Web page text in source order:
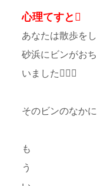
心理てすと
あなたは散歩を
砂浜にビンがお
いました
そのビンのなか
も
う